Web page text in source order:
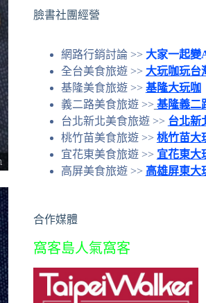
果
臉書社團經營
網路行銷討論 >> 大家一起變
全台美食旅遊 >> 大玩咖玩台
基隆美食旅遊 >> 基隆大玩咖
義二路美食旅遊 >> 基隆義二
台北新北美食旅遊 >> 台北新
桃竹苗美食旅遊 >> 桃竹苗大
宜花東美食旅遊 >> 宜花東大
高屏美食旅遊 >> 高雄屏東大
合作媒體
窩客島人氣窩客